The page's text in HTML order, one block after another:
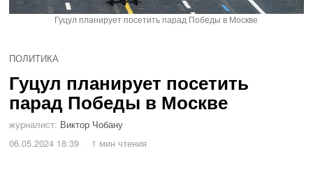
Гуцул планирует посетить парад Победы в Москве
ПОЛИТИКА
Гуцул планирует посетить
парад Победы в Москве
журналист: Виктор Чобану
06.05.2024 18:39
1 мин чтения